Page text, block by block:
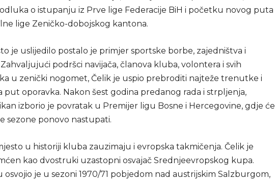
o istupanju iz Prve lige Federacije BiH i početku novog puta
lige Zeničko-dobojskog kantona.
je uslijedilo postalo je primjer sportske borbe, zajedništva i
podršci navijača, članova kluba, volontera i svih
u zenički nogomet, Čelik je uspio prebroditi najteže trenutke i
put oporavka. Nakon šest godina predanog rada i strpljenja,
izborio je povratak u Premijer ligu Bosne i Hercegovine, gdje će
sezone ponovo nastupati.
u historiji kluba zauzimaju i evropska takmičenja. Čelik je
kao dvostruki uzastopni osvajač Srednjeevropskog kupa.
je u sezoni 1970/71 pobjedom nad austrijskim Salzburgom,